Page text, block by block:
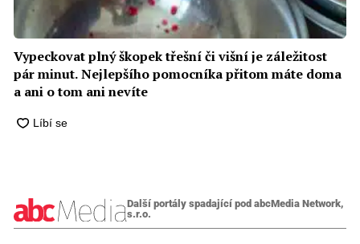
Vypeckovat plný škopek třešní či višní je záležitost
pár minut. Nejlepšího pomocníka přitom máte doma
a ani o tom ani nevíte
Další portály spadající pod abcMedia Network,
s.r.o.